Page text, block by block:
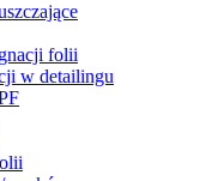
folii
w detailingu